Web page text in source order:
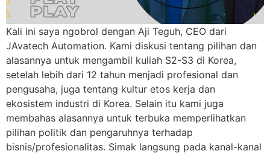
Kali ini saya ngobrol dengan Aji Teguh, CEO dari
JAvatech Automation. Kami diskusi tentang pilihan dan
alasannya untuk mengambil kuliah S2-S3 di Korea,
setelah lebih dari 12 tahun menjadi profesional dan
pengusaha, juga tentang kultur etos kerja dan
ekosistem industri di Korea. Selain itu kami juga
membahas alasannya untuk terbuka memperlihatkan
pilihan politik dan pengaruhnya terhadap
bisnis/profesionalitas. Simak langsung pada kanal-kanal